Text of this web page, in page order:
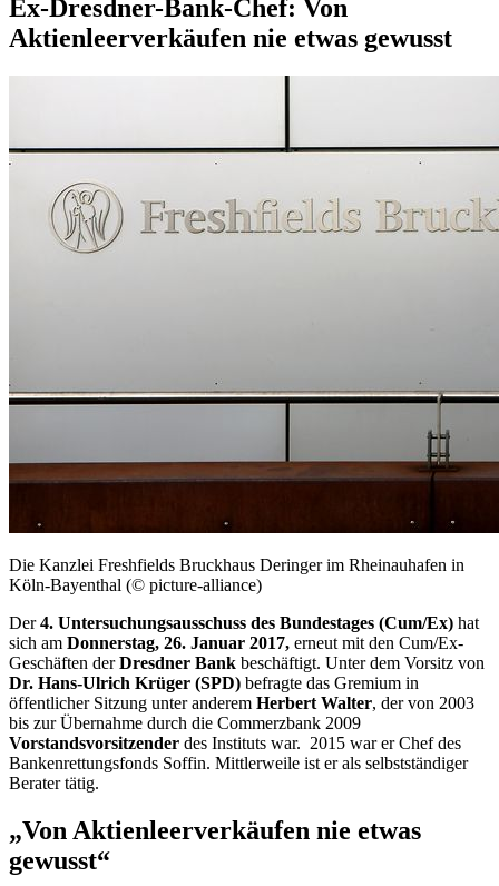
Ex-Dresdner-Bank-Chef: Von
Aktienleerverkäufen nie etwas gewusst
Die Kanzlei Freshfields Bruckhaus Deringer im Rheinauhafen in
Köln-Bayenthal (© picture-alliance)
Der4. Untersuchungsausschuss des Bundestages (Cum/Ex) hat
sich am Donnerstag, 26. Januar 2017, erneut mit den Cum/Ex-
Geschäften derDresdner Bank beschäftigt. Unter dem Vorsitz von
Dr. Hans-Ulrich Krüger (SPD) befragte das Gremium in
öffentlicher Sitzung unter anderem Herbert Walter, der von 2003
bis zur Übernahme durch die Commerzbank 2009
Vorstandsvorsitzender des Instituts war. 2015 war er Chef des
Bankenrettungsfonds Soffin. Mittlerweile ist er als selbstständiger
Berater tätig.
„Von Aktienleerverkäufen nie etwas
gewusst“